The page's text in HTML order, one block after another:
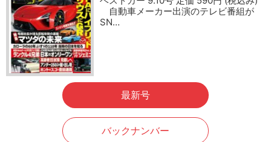
自動車メーカー出演のテレビ番組が
SN…
最新号
バックナンバー